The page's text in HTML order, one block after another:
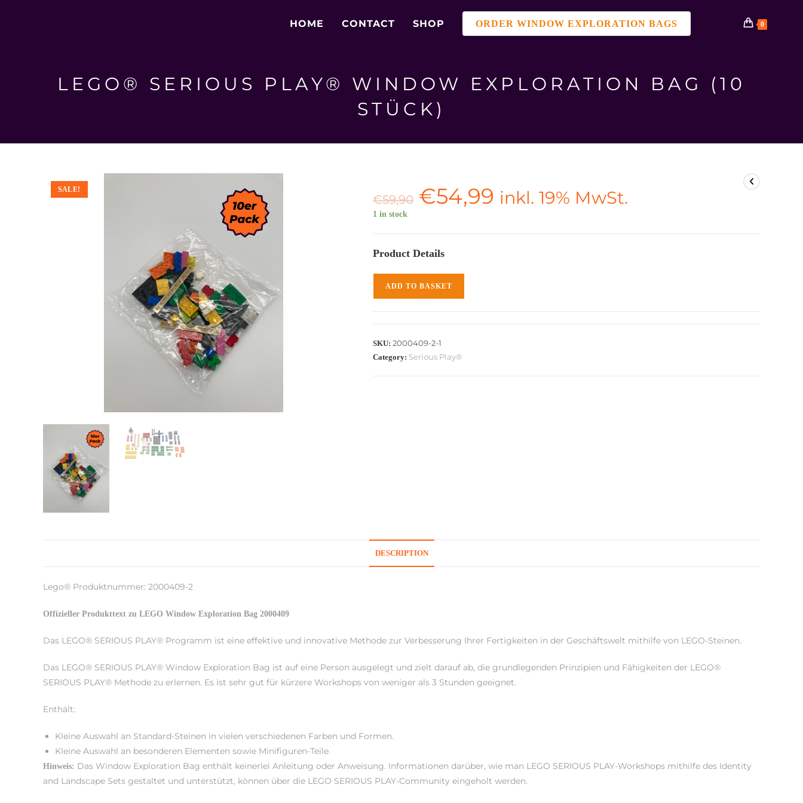
HOME CONTACT SHOP ORDER WINDOW EXPLORATION BAGS 0
LEGO® SERIOUS PLAY® WINDOW EXPLORATION BAG (10
STÜCK)
SALE!
€59,90 €54,99 inkl. 19% MwSt.
1 in stock
Product Details
ADD TO BASKET
SKU: 2000409-2-1
Category: Serious Play®
DESCRIPTION
Lego® Produktnummer: 2000409-2
Offizieller Produkttext zu LEGO Window Exploration Bag 2000409
Das LEGO® SERIOUS PLAY® Programm ist eine effektive und innovative Methode zur Verbesserung Ihrer Fertigkeiten in der Geschäftswelt mithilfe von LEGO-Steinen.
Das LEGO® SERIOUS PLAY® Window Exploration Bag ist auf eine Person ausgelegt und zielt darauf ab, die grundlegenden Prinzipien und Fähigkeiten der LEGO®
SERIOUS PLAY® Methode zu erlernen. Es ist sehr gut für kürzere Workshops von weniger als 3 Stunden geeignet.
Enthält:
Kleine Auswahl an Standard-Steinen in vielen verschiedenen Farben und Formen.
Kleine Auswahl an besonderen Elementen sowie Minifiguren-Teile.
Hinweis: Das Window Exploration Bag enthält keinerlei Anleitung oder Anweisung. Informationen darüber, wie man LEGO SERIOUS PLAY-Workshops mithilfe des Identity
and Landscape Sets gestaltet und unterstützt, können über die LEGO SERIOUS PLAY-Community eingeholt werden.